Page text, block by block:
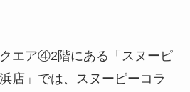
エア④2階にある「スヌーピ
店」では、スヌーピーコラ